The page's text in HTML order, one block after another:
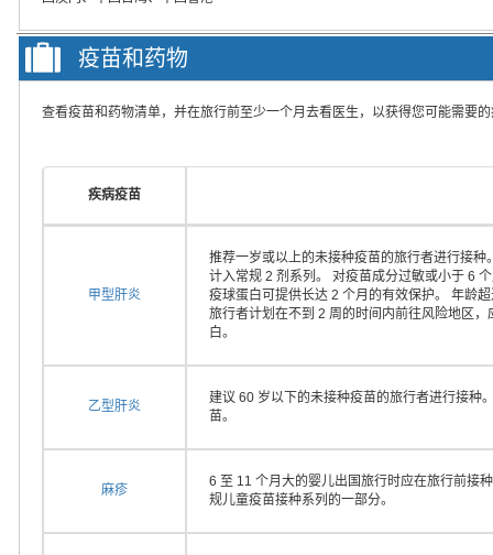
疫苗和药物
查看疫苗和药物清单，并在旅行前至少一个月去看医生，以获得您可能需要
疾病疫苗
甲型肝炎
推荐一岁或以上的未接种疫苗的旅行者进行接
计入常规 2 剂系列。 对疫苗成分过敏或小于 6
疫球蛋白可提供长达 2 个月的有效保护。 年龄
旅行者计划在不到 2 周的时间内前往风险地区
白。
乙型肝炎
建议 60 岁以下的未接种疫苗的旅行者进行接种
苗。
麻疹
6 至 11 个月大的婴儿出国旅行时应在旅行前接
规儿童疫苗接种系列的一部分。